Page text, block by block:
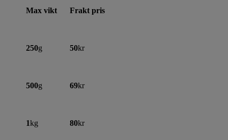
Max vikt Frakt pris
250g 50kr
500g 69kr
1kg 80kr